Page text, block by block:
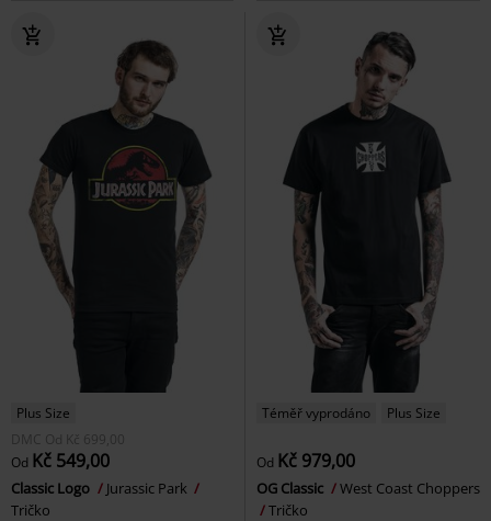
Plus Size
DMC Od Kč 699,00
Od Kč 549,00
Classic Logo
Jurassic Park
Tričko
Téměř vyprodáno Plus Size
Od Kč 979,00
OG Classic
West Coast Choppers
Tričko